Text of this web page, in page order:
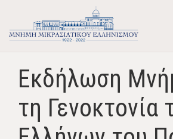
Εκδήλωση
τη Γενοκτονία